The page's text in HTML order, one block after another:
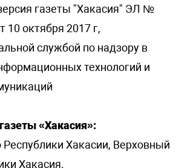
газеты "Хакасия" ЭЛ №
10 октября 2017 г,
службой по надзору в
технологий и
«Хакасия»:
Республики Хакасии, Верховный
Хакасия.